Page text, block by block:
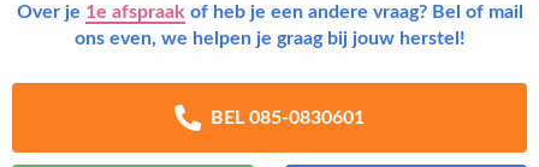
Over je 1e afspraak of heb je een andere vraag? Bel of mail
ons even, we helpen je graag bij jouw herstel!
BEL 085-0830601